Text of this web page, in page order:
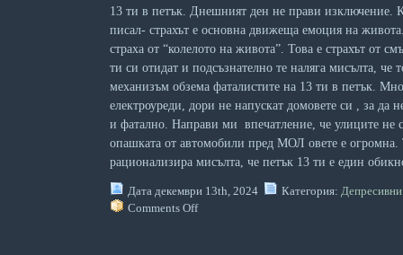
13 ти в петък. Днешният ден не прави изключение.
писал- страхът е основна движеща емоция на
страха от “колелото на живота”. Това е страхът от
ти си отидат и подсъзнателно те наляга мисълта, че
механизъм обзема фаталистите на 13 ти в петък.
електроуреди, дори не напускат домовете си , за
и фатално. Направи ми впечатление, че улиците не
опашката от автомобили пред МОЛ овете е огромна.
рационализира мисълта, че петък 13 ти е един
Дата декември 13th, 2024 Категория:
Comments Off